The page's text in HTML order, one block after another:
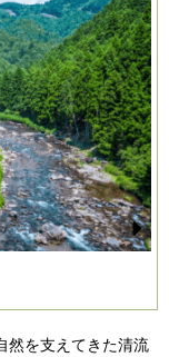
N
然を支えてきた清流